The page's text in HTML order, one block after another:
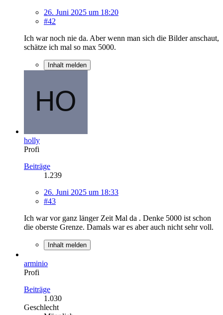
26. Juni 2025 um 18:20
#42
Ich war noch nie da. Aber wenn man sich die Bilder anschaut,
schätze ich mal so max 5000.
Inhalt melden
holly
Profi
Beiträge
1.239
26. Juni 2025 um 18:33
#43
Ich war vor ganz länger Zeit Mal da . Denke 5000 ist schon
die oberste Grenze. Damals war es aber auch nicht sehr voll.
Inhalt melden
arminio
Profi
Beiträge
1.030
Geschlecht